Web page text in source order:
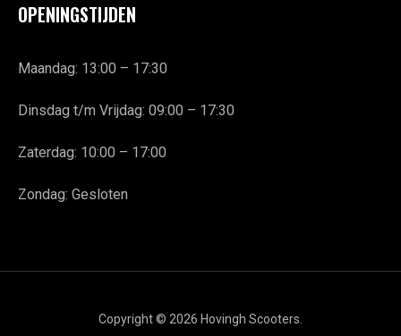
OPENINGSTIJDEN
Maandag: 13:00 – 17:30
Dinsdag t/m Vrijdag: 09:00 – 17:30
Zaterdag: 10:00 – 17:00
Zondag: Gesloten
Copyright © 2026 Hovingh Scooters.